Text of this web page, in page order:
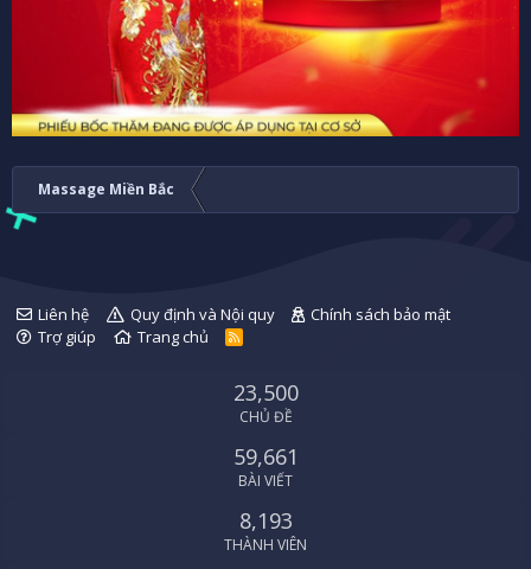
Massage Miền Bắc
Liên hệ Quy định và Nội quy
Chính sách bảo mật
Trợ giúp
Trang chủ
R
23,500
CHỦ ĐỀ
59,661
BÀI VIẾT
8,193
THÀNH VIÊN